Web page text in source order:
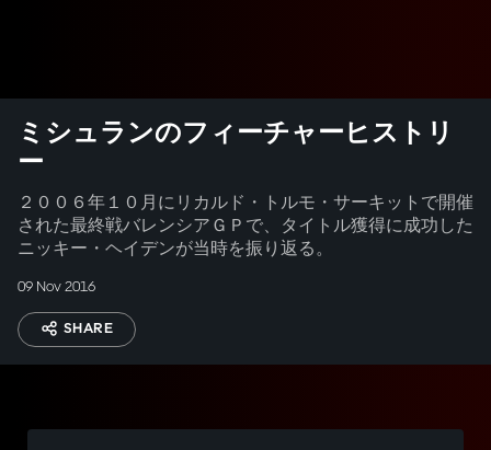
ミシュランのフィーチャーヒストリ
ー
２００６年１０月にリカルド・トルモ・サーキットで開催
された最終戦バレンシアＧＰで、タイトル獲得に成功した
ニッキー・ヘイデンが当時を振り返る。
09 Nov 2016
SHARE